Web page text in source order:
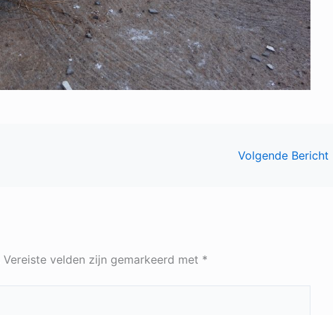
Volgende Bericht
Vereiste velden zijn gemarkeerd met *